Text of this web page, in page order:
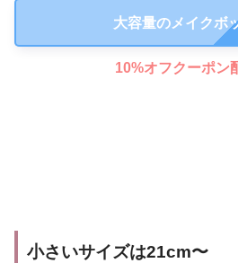
大容量のメイクボ
10%オフクーポン
小さいサイズは21cm〜